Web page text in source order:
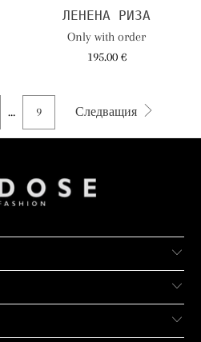
ЛЕНЕНА РИЗА
Only with order
195.00 €
… 9 Следващия